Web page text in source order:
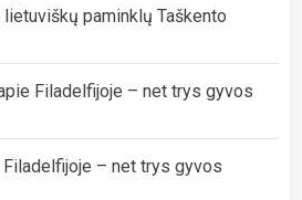
paminklų Taškento
Filadelfijoje – net trys gyvos
Filadelfijoje – net trys gyvos